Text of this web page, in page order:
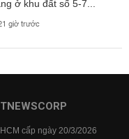
ở khu đất số 5-7...
giờ trước
cấp ngày 20/3/2026